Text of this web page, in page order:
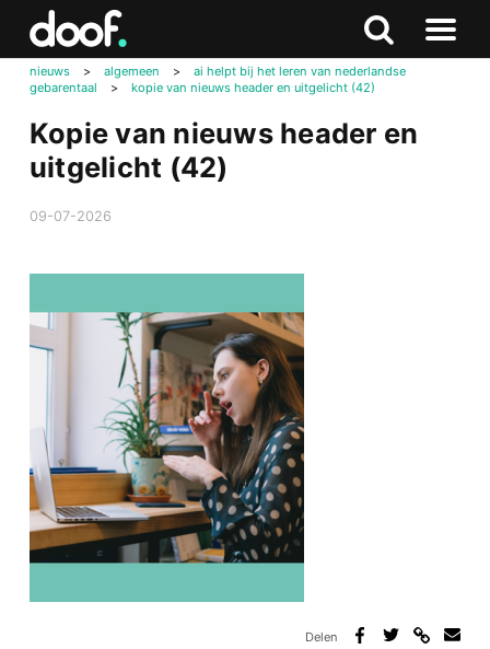
Zoeken
Naar
nieuws > algemeen >
ai helpt bij het leren van nederlandse
gebarentaal
> kopie van nieuws header en uitgelicht (42)
Kopie van nieuws header en
uitgelicht (42)
09-07-2026
Delen
Doof.nl
Zoeken